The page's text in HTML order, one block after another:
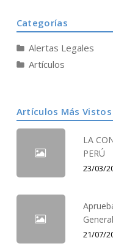
Categorías
Alertas Legales
Artículos
Artículos Más Vistos
LA
PERÚ
23/03/
21/07/